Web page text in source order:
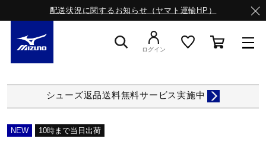
配送状況に関するお知らせ（ヤマト運輸HP）
スニーカー
ライフスタイルウエア
ログイン
シューズ返品送料無料サービス実施中
NEW 10時まで当日出荷